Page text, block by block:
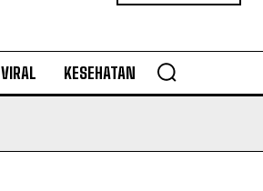
VIRAL KESEHATAN